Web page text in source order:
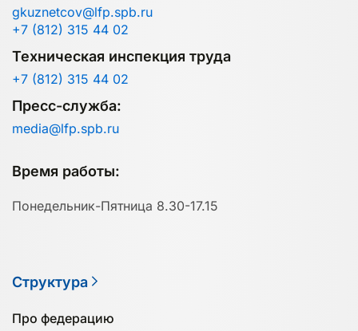
gkuznetcov@lfp.spb.ru
+7 (812) 315 44 02
Техническая инспекция труда
+7 (812) 315 44 02
Пресс-служба:
media@lfp.spb.ru
Время работы:
Понедельник-Пятница 8.30-17.15
Структура
Про федерацию